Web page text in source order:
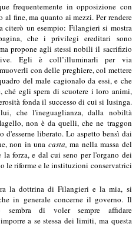
frequentemente in opposizione con
fine, ma quanto ai mezzi. Per rendere
citerò un esempio: Filangieri si mostra
che i privilegi ereditari sono
propone agli stessi nobili il sacrifizio
Egli è coll’illuminarli per via
con delle preghiere, col mettere
del male cagionalo da essi, e che
ché egli spera di scuotere i loro animi,
fonda il successo di cui si lusinga.
che l'ineguaglianza, dalla nobiltà
non è da quelli, che ne traggon
d'esserne liberato. Lo aspetto bensì dai
non in una casta,ma nella massa del
forza, e dal cui seno per l'organo dei
le riforme e le instituzioni conservatrici
la dottrina di Filangieri e la mia, si
in generale concerne il governo. Il
sembra di voler sempre affidare
a se stessa dei limiti, ma questa